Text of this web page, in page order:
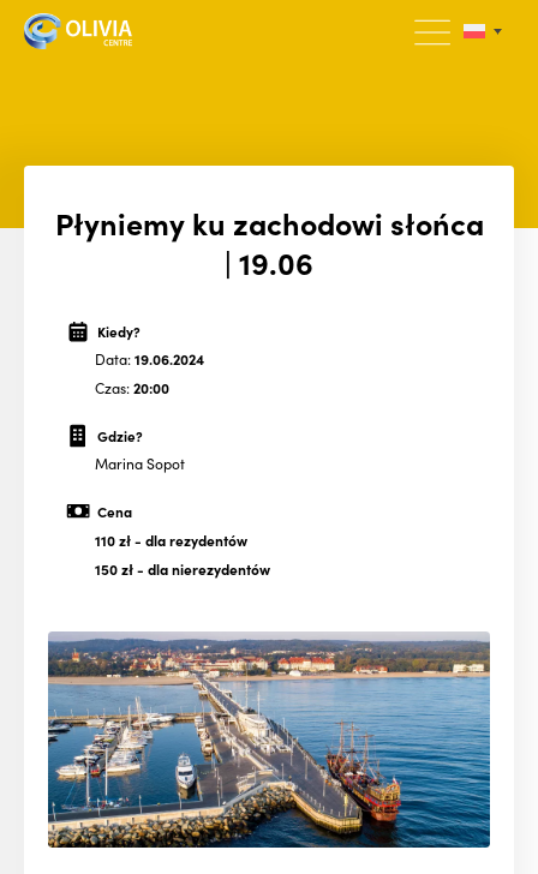
Płyniemy ku zachodowi słońca
| 19.06
Kiedy?
Data:19.06.2024
Czas:20:00
Gdzie?
Marina Sopot
Cena
110 zł- dla rezydentów
150 zł- dla nierezydentów